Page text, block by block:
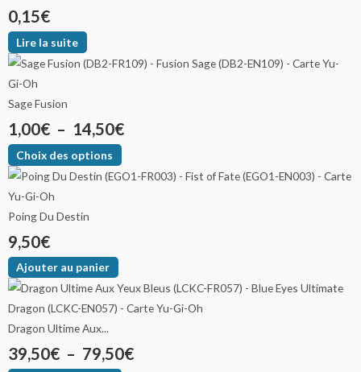
0,15€
Lire la suite
Sage Fusion
1,00€ – 14,50€
Choix des options
Poing Du Destin
9,50€
Ajouter au panier
Dragon Ultime Aux...
39,50€ – 79,50€